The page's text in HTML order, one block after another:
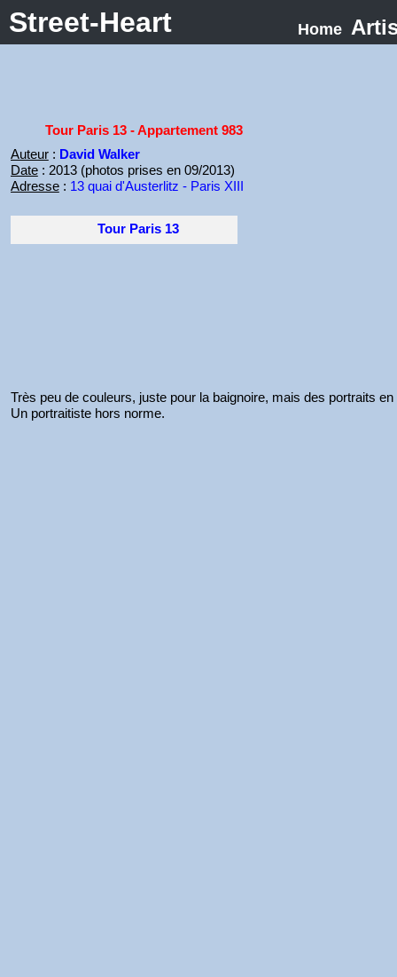
Street-Heart Home
Tour Paris 13 - Appartement 983
Auteur: David Walker
Date: 2013 (photos prises en 09/2013)
Adresse: 13 quai d'Austerlitz - Paris XIII
Tour Paris 13
Très peu de couleurs, juste pour la baignoire, mais des portraits
Un portraitiste hors norme.